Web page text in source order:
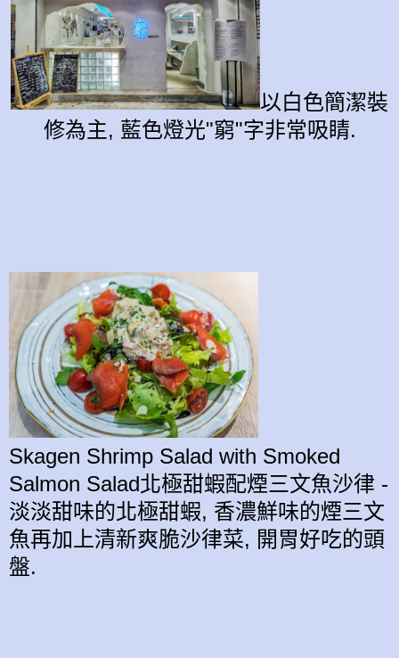
以白色簡潔裝
修為主, 藍色燈光"窮"字非常吸睛.
Skagen Shrimp Salad with Smoked
Salmon Salad北極甜蝦配煙三文魚沙律 -
淡淡甜味的北極甜蝦, 香濃鮮味的煙三文
魚再加上清新爽脆沙律菜, 開胃好吃的頭
盤.